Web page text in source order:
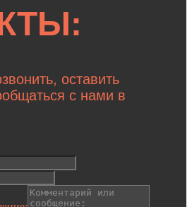
оставить
с нами в